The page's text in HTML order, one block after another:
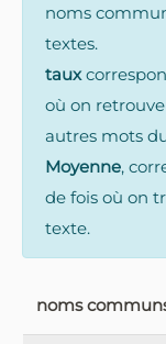
noms
textes.
taux
où on
autres mots
Moyenne,
de fois où on
texte.
noms